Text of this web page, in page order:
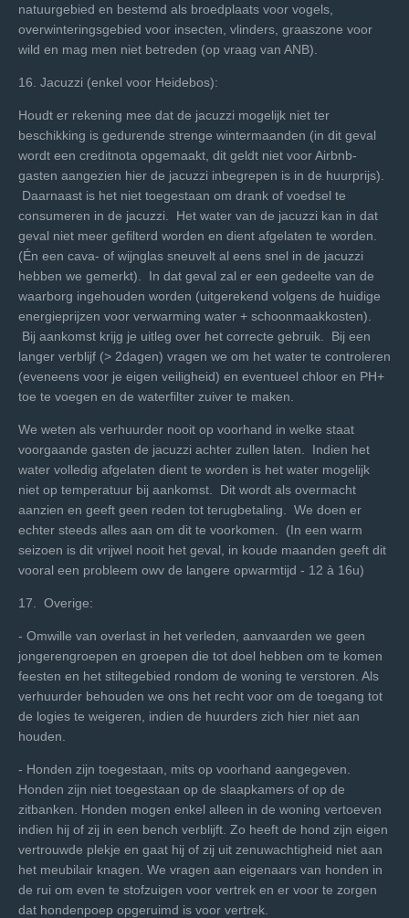
natuurgebied en bestemd als broedplaats voor vogels,
overwinteringsgebied voor insecten, vlinders, graaszone voor
wild en mag men niet betreden (op vraag van ANB).
16. Jacuzzi (enkel voor Heidebos):
Houdt er rekening mee dat de jacuzzi mogelijk niet ter
beschikking is gedurende strenge wintermaanden (in dit geval
wordt een creditnota opgemaakt, dit geldt niet voor Airbnb-
gasten aangezien hier de jacuzzi inbegrepen is in de huurprijs).
Daarnaast is het niet toegestaan om drank of voedsel te
consumeren in de jacuzzi. Het water van de jacuzzi kan in dat
geval niet meer gefilterd worden en dient afgelaten te worden.
(Én een cava- of wijnglas sneuvelt al eens snel in de jacuzzi
hebben we gemerkt). In dat geval zal er een gedeelte van de
waarborg ingehouden worden (uitgerekend volgens de huidige
energieprijzen voor verwarming water + schoonmaakkosten).
Bij aankomst krijg je uitleg over het correcte gebruik. Bij een
langer verblijf (> 2dagen) vragen we om het water te controleren
(eveneens voor je eigen veiligheid) en eventueel chloor en PH+
toe te voegen en de waterfilter zuiver te maken.
We weten als verhuurder nooit op voorhand in welke staat
voorgaande gasten de jacuzzi achter zullen laten. Indien het
water volledig afgelaten dient te worden is het water mogelijk
niet op temperatuur bij aankomst. Dit wordt als overmacht
aanzien en geeft geen reden tot terugbetaling. We doen er
echter steeds alles aan om dit te voorkomen. (In een warm
seizoen is dit vrijwel nooit het geval, in koude maanden geeft dit
vooral een probleem owv de langere opwarmtijd - 12 à 16u)
17. Overige:
- Omwille van overlast in het verleden, aanvaarden we geen
jongerengroepen en groepen die tot doel hebben om te komen
feesten en het stiltegebied rondom de woning te verstoren. Als
verhuurder behouden we ons het recht voor om de toegang tot
de logies te weigeren, indien de huurders zich hier niet aan
houden.
- Honden zijn toegestaan, mits op voorhand aangegeven.
Honden zijn niet toegestaan op de slaapkamers of op de
zitbanken. Honden mogen enkel alleen in de woning vertoeven
indien hij of zij in een bench verblijft. Zo heeft de hond zijn eigen
vertrouwde plekje en gaat hij of zij uit zenuwachtigheid niet aan
het meubilair knagen. We vragen aan eigenaars van honden in
de rui om even te stofzuigen voor vertrek en er voor te zorgen
dat hondenpoep opgeruimd is voor vertrek.